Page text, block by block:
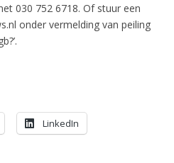
030 752 6718. Of stuur een
onder vermelding van peiling
LinkedIn